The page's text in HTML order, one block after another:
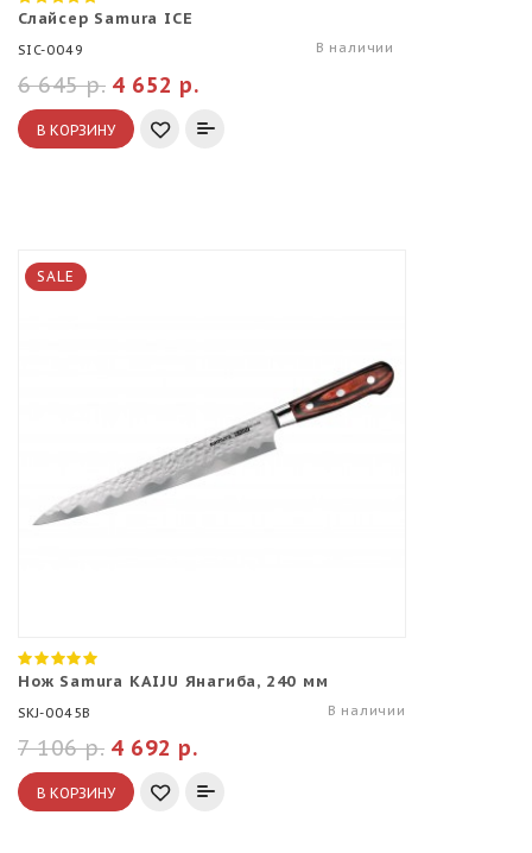
Слайсер Samura ICE
SIC-0049 В наличии
4 652 р.
6 645 р.
В КОРЗИНУ
SALE
Нож Samura KAIJU Янагиба, 240 мм
SKJ-0045B В наличии
4 692 р.
7 106 р.
В КОРЗИНУ